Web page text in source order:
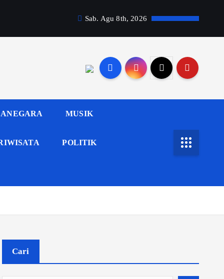
Sab. Agu 8th, 2026
MUSIK
POLITIK
Cari